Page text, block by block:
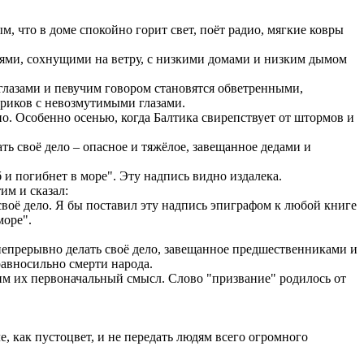
что в доме спокойно горит свет, поёт радио, мягкие ковры
сохнущими на ветру, с низкими домами и низким дымом
и певучим говором становятся обветренными,
с невозмутимыми глазами.
Особенно осенью, когда Балтика свирепствует от штормов и
своё дело – опасное и тяжёлое, завещанное дедами и
погибнет в море". Эту надпись видно издалека.
и сказал:
дело. Я бы поставил эту надпись эпиграфом к любой книге
делать своё дело, завещанное предшественниками и
смерти народа.
их первоначальный смысл. Слово "призвание" родилось от
пустоцвет, и не передать людям всего огромного